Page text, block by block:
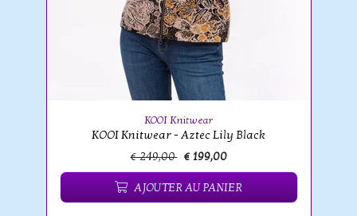
KOOI Knitwear
KOOI Knitwear - Aztec Lily Black
€ 249,00 € 199,00
AJOUTER AU PANIER